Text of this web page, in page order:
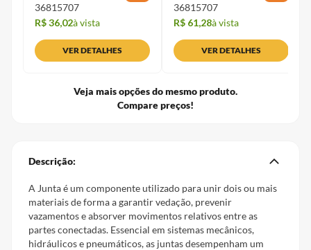
36815707
R$ 36,02à vista
VER DETALHES
36815707
R$ 61,28à vista
VER DETALHES
Veja mais opções do mesmo produto.
Compare preços!
Descrição:
A Junta é um componente utilizado para unir dois ou mais
materiais de forma a garantir vedação, prevenir
vazamentos e absorver movimentos relativos entre as
partes conectadas. Essencial em sistemas mecânicos,
hidráulicos e pneumáticos, as juntas desempenham um